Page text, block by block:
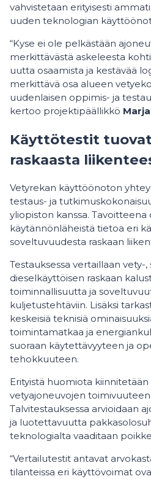
vahvistetaan erityisesti
uuden teknologian
“Kyse ei ole pelkästään
merkittävästä askeleesta
uutta osaamista ja kestävää
merkittävä osa alueen
uudenlaisen oppimis- ja
kertoo projektipäällikkö
Käyttötestit
raskaasta
Vetyrekan käyttöönoton
testaus- ja
yliopiston kanssa.
käytännönläheistä tietoa eri
soveltuvuudesta raskaan
Testauksessa vertaillaan vety-,
dieselkäyttöisen raskaan
toiminnallisuutta ja
kuljetustehtäviin. Lisäksi
keskeisiä teknisiä
toimintamatkaa ja
suoraan käytettävyyteen ja
tehokkuuteen.
Erityistä huomiota
vetyajoneuvojen toimivuuteen
Talvitestauksessa arvioidaan
ja luotettavuutta
teknologialta vaaditaan
“Vertailutestit antavat
tilanteissa eri käyttövoimat